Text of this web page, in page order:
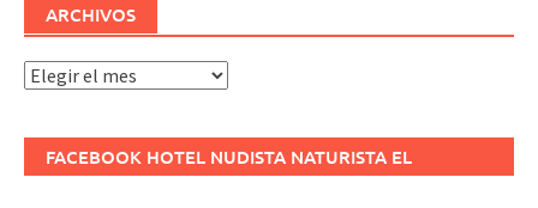
ARCHIVOS
Archivos
FACEBOOK HOTEL NUDISTA NATURISTA EL